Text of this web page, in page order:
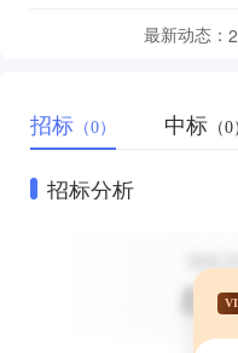
最新动态：
招标 （0） 中标 （0
招标分析